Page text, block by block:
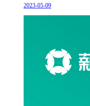
2023-05-09